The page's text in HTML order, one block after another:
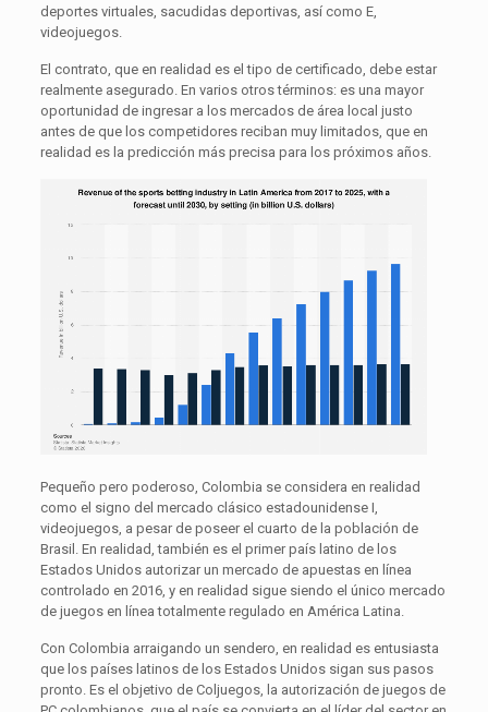
deportes virtuales, sacudidas deportivas, así como E,
videojuegos.
El contrato, que en realidad es el tipo de certificado, debe estar
realmente asegurado. En varios otros términos: es una mayor
oportunidad de ingresar a los mercados de área local justo
antes de que los competidores reciban muy limitados, que en
realidad es la predicción más precisa para los próximos años.
Pequeño pero poderoso, Colombia se considera en realidad
como el signo del mercado clásico estadounidense I,
videojuegos, a pesar de poseer el cuarto de la población de
Brasil. En realidad, también es el primer país latino de los
Estados Unidos autorizar un mercado de apuestas en línea
controlado en 2016, y en realidad sigue siendo el único mercado
de juegos en línea totalmente regulado en América Latina.
Con Colombia arraigando un sendero, en realidad es entusiasta
que los países latinos de los Estados Unidos sigan sus pasos
pronto. Es el objetivo de Coljuegos, la autorización de juegos de